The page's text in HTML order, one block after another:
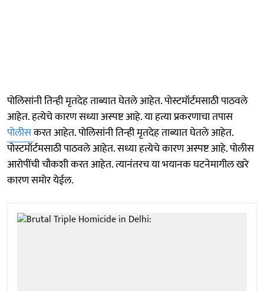
पोलिसांनी तिन्ही मृतदेह ताब्यात घेतले आहेत. पोस्टमॉर्टमसाठी पाठवले
आहेत. हत्येचे कारण सध्या अस्पष्ट आहे. या हत्या प्रकरणाचा तपास
पोलीसकरत आहेत. पोलिसांनी तिन्ही मृतदेह ताब्यात घेतले आहेत.
पोस्टमॉर्टमसाठी पाठवले आहेत. सध्या हत्येचे कारण अस्पष्ट आहे. पोलीस
आरोपींची चौकशी करत आहेत. त्यानंतरच या भयानक घटनेमागील खरे
कारण समोर येईल.